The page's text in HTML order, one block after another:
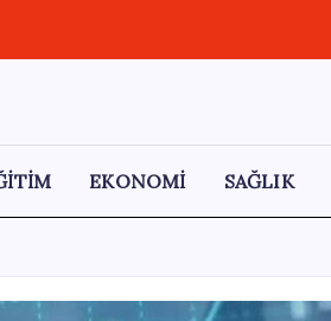
EKONOMİ SAĞLIK